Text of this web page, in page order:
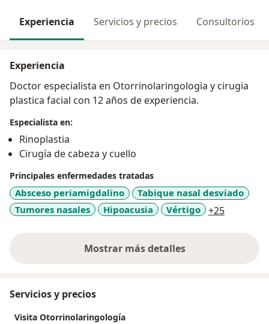
Experiencia Servicios y precios Consultorios
Experiencia
Doctor especialista en Otorrinolaringologia y cirugia
plastica facial con 12 años de experiencia.
Especialista en:
Rinoplastia
Cirugía de cabeza y cuello
Principales enfermedades tratadas
Absceso periamigdalino
Tabique nasal desviado
Tumores nasales
Hipoacusia Vértigo +25
Mostrar más detalles
sobre la experiencia
Servicios y precios
Visita Otorrinolaringología